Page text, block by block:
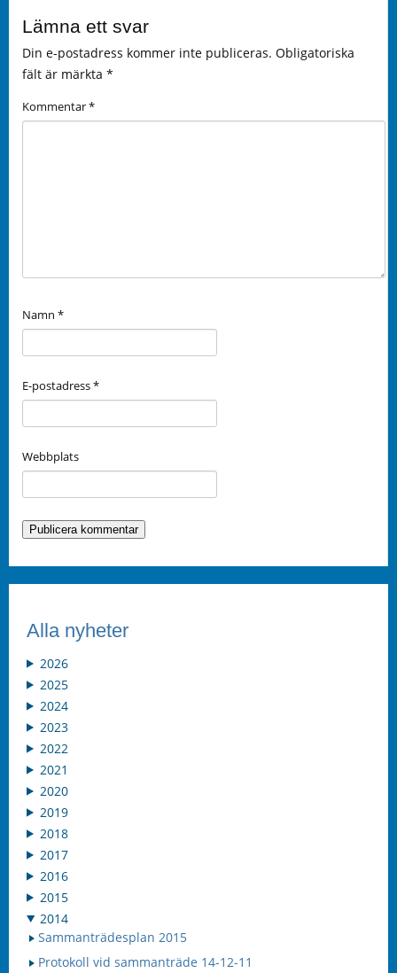
Lämna ett svar
Din e-postadress kommer inte publiceras. Obligatoriska
fält är märkta *
Kommentar*
Namn *
E-postadress*
Webbplats
Alla nyheter
2026
2025
2024
2023
2022
2021
2020
2019
2018
2017
2016
2015
2014
Sammanträdesplan 2015
Protokoll vid sammanträde 14-12-11